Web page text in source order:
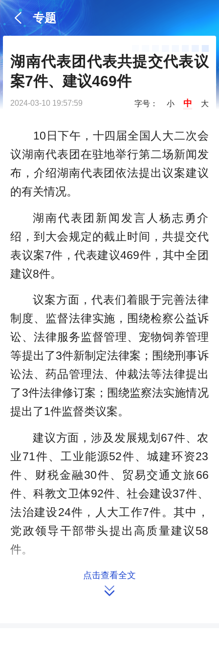
专题
湖南代表团代表共提交代表议
案7件、建议469件
2024-03-10 19:57:59 字号： 小 中 大
10日下午，十四届全国人大二次会
议湖南代表团在驻地举行第二场新闻发
布，介绍湖南代表团依法提出议案建议
的有关情况。
湖南代表团新闻发言人杨志勇介
绍，到大会规定的截止时间，共提交代
表议案7件，代表建议469件，其中全团
建议8件。
议案方面，代表们着眼于完善法律
制度、监督法律实施，围绕检察公益诉
讼、法律服务监督管理、宠物饲养管理
等提出了3件新制定法律案；围绕刑事诉
讼法、药品管理法、仲裁法等法律提出
了3件法律修订案；围绕监察法实施情况
提出了1件监督类议案。
建议方面，涉及发展规划67件、农
业71件、工业能源52件、城建环资23
件、财税金融30件、贸易交通文旅66
件、科教文卫体92件、社会建设37件、
法治建设24件，人大工作7件。其中，
党政领导干部带头提出高质量建议58
件。
“湖南代表团117名全国人大代表以
饱满的履职热情和强烈的责任担当，扛
点击查看全文
